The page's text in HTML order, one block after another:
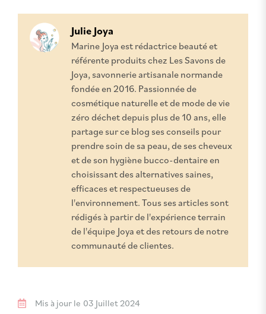
Julie Joya
Marine Joya est rédactrice beauté et
référente produits chez Les Savons de
Joya, savonnerie artisanale normande
fondée en 2016. Passionnée de
cosmétique naturelle et de mode de vie
zéro déchet depuis plus de 10 ans, elle
partage sur ce blog ses conseils pour
prendre soin de sa peau, de ses cheveux
et de son hygiène bucco-dentaire en
choisissant des alternatives saines,
efficaces et respectueuses de
l'environnement. Tous ses articles sont
rédigés à partir de l'expérience terrain
de l'équipe Joya et des retours de notre
communauté de clientes.
Mis à jour le 03 Juillet 2024